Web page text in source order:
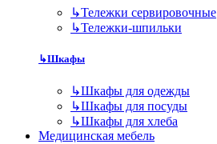
↳Тележки сервировочные
↳Тележки-шпильки
↳Шкафы
↳Шкафы для одежды
↳Шкафы для посуды
↳Шкафы для хлеба
Медицинская мебель